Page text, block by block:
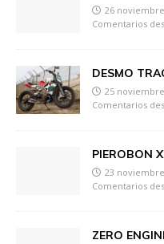
26
Comentarios
DESMO
25
Comentarios
PIEROBON
23
Comentarios
ZERO